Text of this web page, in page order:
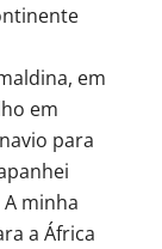
em
em
para
minha
a África